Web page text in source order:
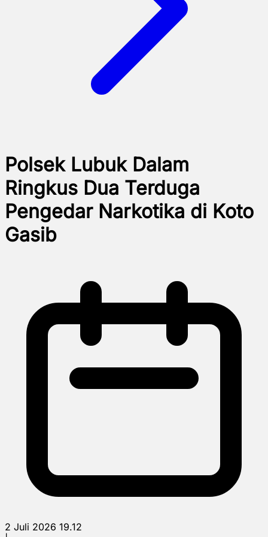
Polsek Lubuk Dalam
Ringkus Dua Terduga
Pengedar Narkotika di Koto
Gasib
2 Juli 2026 19.12